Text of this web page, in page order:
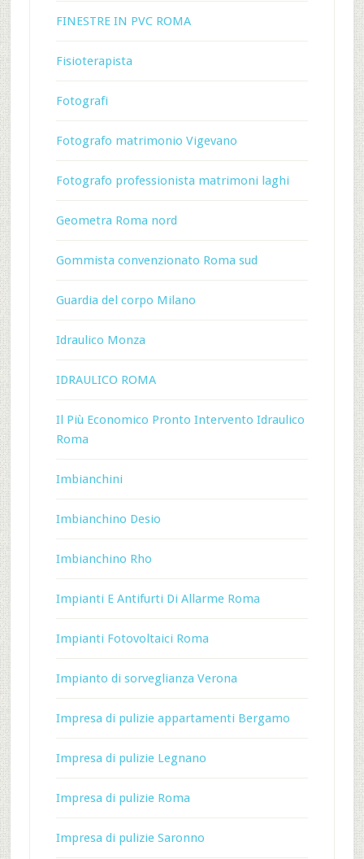
FINESTRE IN PVC ROMA
Fisioterapista
Fotografi
Fotografo matrimonio Vigevano
Fotografo professionista matrimoni laghi
Geometra Roma nord
Gommista convenzionato Roma sud
Guardia del corpo Milano
Idraulico Monza
IDRAULICO ROMA
Il Più Economico Pronto Intervento Idraulico
Roma
Imbianchini
Imbianchino Desio
Imbianchino Rho
Impianti E Antifurti Di Allarme Roma
Impianti Fotovoltaici Roma
Impianto di sorveglianza Verona
Impresa di pulizie appartamenti Bergamo
Impresa di pulizie Legnano
Impresa di pulizie Roma
Impresa di pulizie Saronno